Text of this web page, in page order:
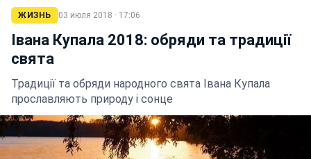
ЖИЗНЬ 03 июля 2018 · 17:06
Івана Купала 2018: обряди та традиції
свята
Традиції та обряди народного свята Івана Купала
прославляють природу і сонце